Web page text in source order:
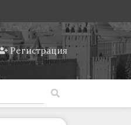
Регистрация